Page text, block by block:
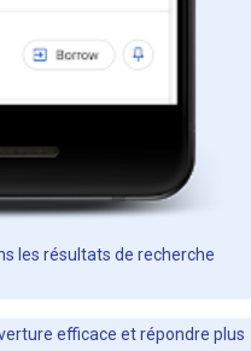
les résultats de recherche
efficace et répondre plus